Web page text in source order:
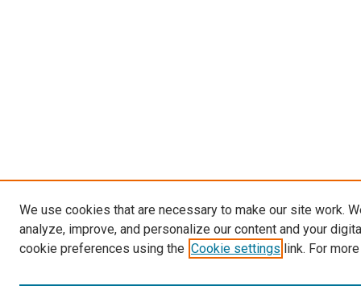
We use cookies that are necessary to make our site work.
analyze, improve, and personalize our content and your
cookie preferences using the Cookie settings link. For